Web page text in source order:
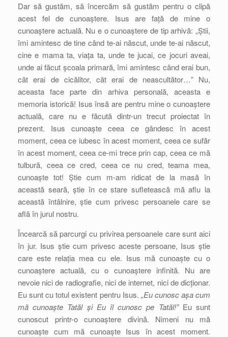
Dar să gustăm, să încercăm să gustăm pentru o clipă
acest fel de cunoaștere. Isus are față de mine o
cunoaștere actuală. Nu e o cunoaștere de tip arhivă: „Știi,
îmi amintesc de tine când te-ai născut, unde te-ai născut,
cine e mama ta, viața ta, unde te jucai, ce jocuri aveai,
unde ai făcut școala primară, îmi amintesc când erai bun,
cât erai de cicălitor, cât erai de neascultător…” Nu,
aceasta face parte din arhiva personală, aceasta e
memoria istorică! Isus însă are pentru mine o cunoaștere
actuală, care nu e făcută dintr-un trecut proiectat în
prezent. Isus cunoaște ceea ce gândesc în acest
moment, ceea ce iubesc în acest moment, ceea ce sufăr
în acest moment, ceea ce-mi trece prin cap, ceea ce mă
tulbură, ceea ce cred, ceea ce nu cred, teama mea,
cunoaște tot! Știe cum m-am ridicat de la masă în
această seară, știe în ce stare sufletească mă aflu la
această întâlnire, știe cum privesc persoanele care se
află în jurul nostru.
Încearcă să parcurgi cu privirea persoanele care sunt aici
în jur. Isus știe cum privesc aceste persoane, Isus știe
care este relația mea cu ele. Isus mă cunoaște cu o
cunoaștere actuală, cu o cunoaștere infinită. Nu are
nevoie nici de radiografie, nici de internet, nici de dicționar.
Eu sunt cu totul existent pentru Isus. „Eu cunosc așa cum
mă cunoaște Tatăl și Eu îl cunosc pe Tatăl!”Eu sunt
cunoscut printr-o cunoaștere divină. Nimeni nu mă
cunoaște cum mă cunoaște Isus în acest moment.